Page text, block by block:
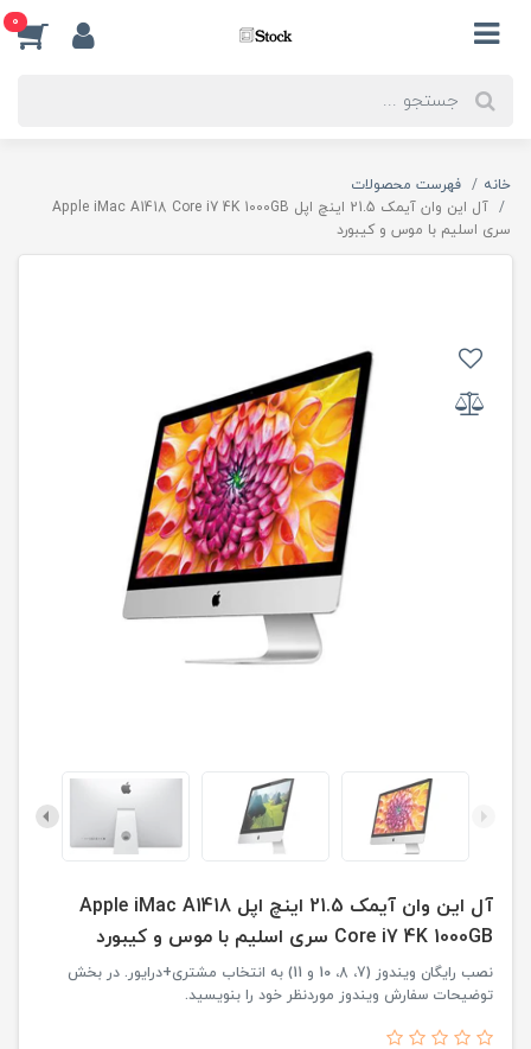
0
خانه
فهرست محصولات
آل این وان آیمک 21.5 اینچ اپل Apple iMac A1418 Core i7 4K 1000GB
سری اسلیم با موس و کیبورد
آل این وان آیمک 21.5 اینچ اپل Apple iMac A1418
Core i7 4K 1000GB سری اسلیم با موس و کیبورد
نصب رایگان ویندوز (7، 8، 10 و 11) به انتخاب مشتری+درایور. در بخش
توضیحات سفارش ویندوز موردنظر خود را بنویسید.